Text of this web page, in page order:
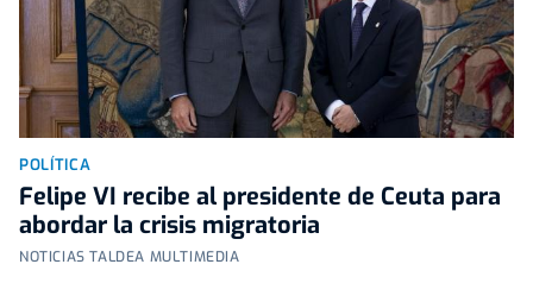
POLÍTICA
Felipe VI recibe al presidente de Ceuta para
abordar la crisis migratoria
NOTICIAS TALDEA MULTIMEDIA